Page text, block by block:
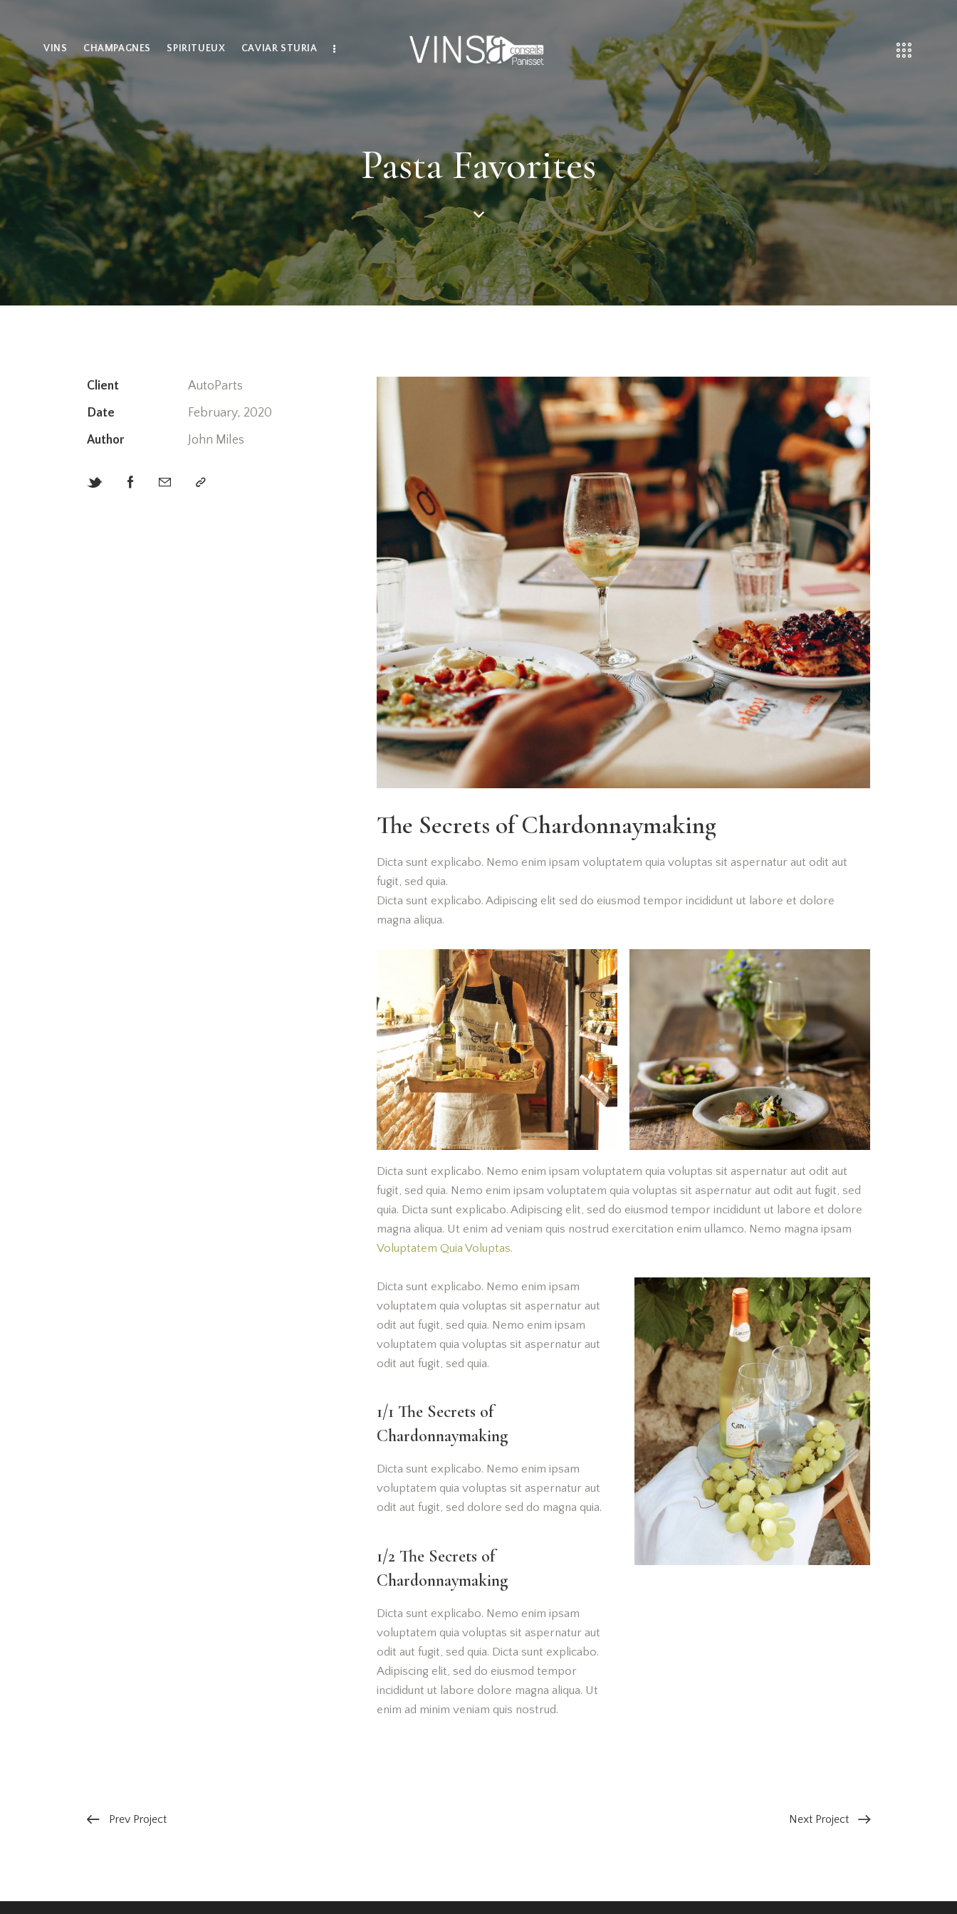
VINS CHAMPAGNES SPIRITUEUX CAVIAR STURIA
Pasta Favorites
Client
AutoParts
Date
February, 2020
Author
John Miles
The Secrets of Chardonnaymaking
Dicta sunt explicabo. Nemo enim ipsam voluptatem quia voluptas sit aspernatur aut odit aut
fugit, sed quia.
Dicta sunt explicabo. Adipiscing elit sed do eiusmod tempor incididunt ut labore et dolore
magna aliqua.
Dicta sunt explicabo. Nemo enim ipsam voluptatem quia voluptas sit aspernatur aut odit aut
fugit, sed quia. Nemo enim ipsam voluptatem quia voluptas sit aspernatur aut odit aut fugit, sed
quia. Dicta sunt explicabo. Adipiscing elit, sed do eiusmod tempor incididunt ut labore et dolore
magna aliqua. Ut enim ad veniam quis nostrud exercitation enim ullamco. Nemo magna ipsam
Voluptatem Quia Voluptas.
Dicta sunt explicabo. Nemo enim ipsam
voluptatem quia voluptas sit aspernatur aut
odit aut fugit, sed quia. Nemo enim ipsam
voluptatem quia voluptas sit aspernatur aut
odit aut fugit, sed quia.
1/1 The Secrets of
Chardonnaymaking
Dicta sunt explicabo. Nemo enim ipsam
voluptatem quia voluptas sit aspernatur aut
odit aut fugit, sed dolore sed do magna quia.
1/2 The Secrets of
Chardonnaymaking
Dicta sunt explicabo. Nemo enim ipsam
voluptatem quia voluptas sit aspernatur aut
odit aut fugit, sed quia. Dicta sunt explicabo.
Adipiscing elit, sed do eiusmod tempor
incididunt ut labore dolore magna aliqua. Ut
enim ad minim veniam quis nostrud.
Prev Project Next Project